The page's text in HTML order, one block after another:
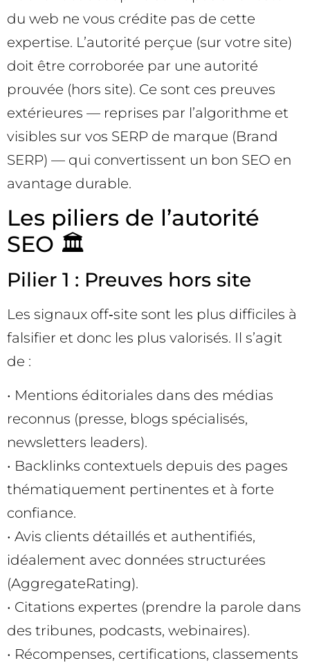
du web ne vous crédite pas de cette
expertise. L’autorité perçue (sur votre site)
doit être corroborée par une autorité
prouvée (hors site). Ce sont ces preuves
extérieures — reprises par l’algorithme et
visibles sur vos SERP de marque (Brand
SERP) — qui convertissent un bon SEO en
avantage durable.
Les piliers de l’autorité
SEO 🏛️
Pilier 1 : Preuves hors site
Les signaux off‑site sont les plus difficiles à
falsifier et donc les plus valorisés. Il s’agit
de :
• Mentions éditoriales dans des médias
reconnus (presse, blogs spécialisés,
newsletters leaders).
• Backlinks contextuels depuis des pages
thématiquement pertinentes et à forte
confiance.
• Avis clients détaillés et authentifiés,
idéalement avec données structurées
(AggregateRating).
• Citations expertes (prendre la parole dans
des tribunes, podcasts, webinaires).
• Récompenses, certifications, classements